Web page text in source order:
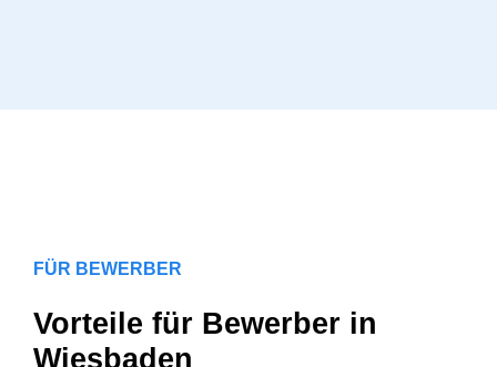
FÜR BEWERBER
Vorteile für Bewerber in
Wiesbaden